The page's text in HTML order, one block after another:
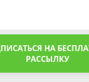
НА
РАССЫЛКУ